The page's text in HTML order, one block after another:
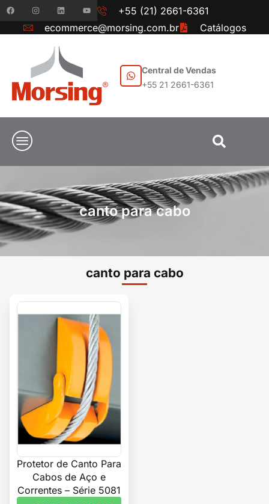
+55 (21) 2661-6361
ecommerce@morsing.com.br
Catálogos
Central de Vendas
+55 21 2661-6361
canto para cabo
canto para cabo
Protetor de Canto Para
Cabos de Aço e
Correntes – Série 5081